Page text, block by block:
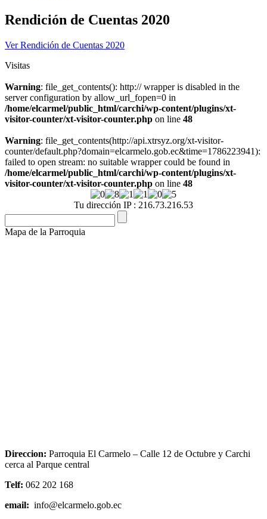
Rendición de Cuentas 2020
Ver Rendición de Cuentas 2020
Visitas
Warning: file_get_contents(): http:// wrapper is disabled in the
server configuration by allow_url_fopen=0 in
/home/elcarmel/public_html/carchi/wp-content/plugins/xt-
visitor-counter/xt-visitor-counter.php on line 48
Warning: file_get_contents(http://api.xtrsyz.org/xt-visitor-
counter/default.php?domain=elcarmelo.gob.ec&time=1786223941):
failed to open stream: no suitable wrapper could be found in
/home/elcarmel/public_html/carchi/wp-content/plugins/xt-
visitor-counter/xt-visitor-counter.php on line 48
Tu dirección IP : 216.73.216.53
Mapa de la Parroquia
Direccion: Parroquia El Carmelo – Calle 12 de Octubre y Carchi
cerca al Parque central
Telf: 062 202 168
email: info@elcarmelo.gob.ec